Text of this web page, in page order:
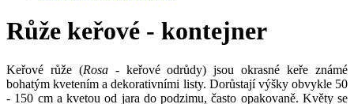
Růže keřové - kontejner
Keřové růže (Rosa- keřové odrůdy) jsou okrasné keře známé
bohatým kvetením a dekorativními listy. Dorůstají výšky obvykle 50
- 150 cm a kvetou od jara do podzimu, často opakovaně. Květy se